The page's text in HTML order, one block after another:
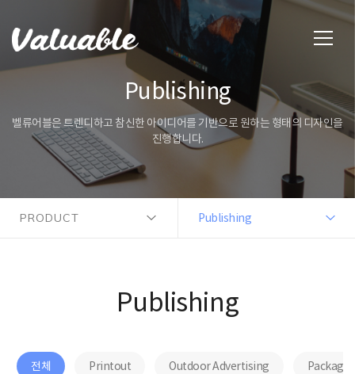
Publishing
벨류어블은 트렌디하고 참신한 아이디어를 기반으로 원하는 형태의 디자인을
진행합니다.
PRODUCT Publishing
Publishing
전체 Printout Outdoor Advertising Package